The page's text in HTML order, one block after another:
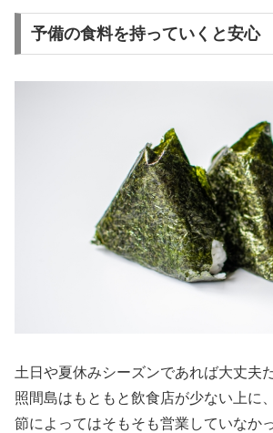
予備の食料を持っていくと安心
土日や夏休みシーズンであれば大丈夫
照間島はもともと飲食店が少ない上に
節によってはそもそも営業していなか